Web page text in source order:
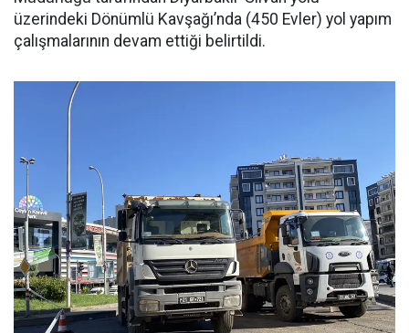
üzerindeki Dönümlü Kavşağı’nda (450 Evler) yol yapım
çalışmalarının devam ettiği belirtildi.